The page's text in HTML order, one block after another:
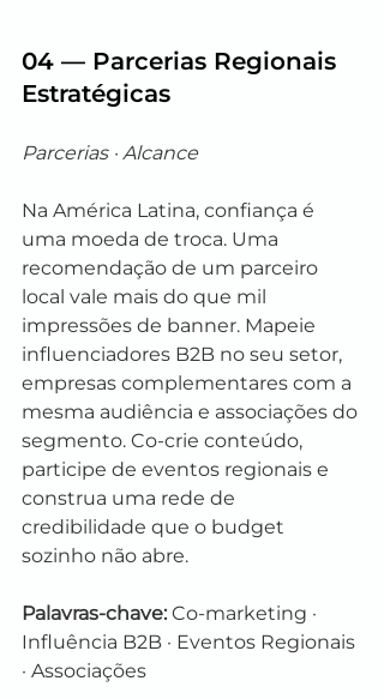
04 — Parcerias Regionais
Estratégicas
Parcerias · Alcance
Na América Latina, confiança é
uma moeda de troca. Uma
recomendação de um parceiro
local vale mais do que mil
impressões de banner. Mapeie
influenciadores B2B no seu setor,
empresas complementares com a
mesma audiência e associações do
segmento. Co-crie conteúdo,
participe de eventos regionais e
construa uma rede de
credibilidade que o budget
sozinho não abre.
Palavras-chave: Co-marketing ·
Influência B2B · Eventos Regionais
· Associações